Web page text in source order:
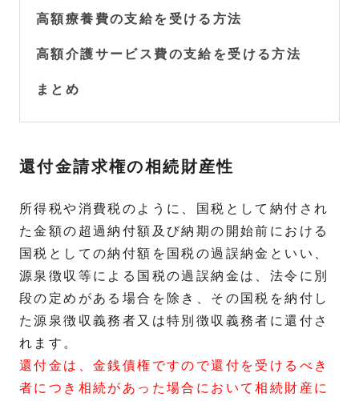
高額療養費の支給を受ける方法
高額介護サービス費の支給を受ける方法
まとめ
還付金請求権の相続財産性
所得税や消費税のように、国税として納付され
た金額の超過納付額及び納期の開始前における
国税としての納付額を国税の過誤納金といい、
源泉徴収等による国税の過誤納金は、法令に別
段の定めがある場合を除き、その国税を納付し
た源泉徴収義務者又は特別徴収義務者に還付さ
れます。
還付金は、金銭債権ですので還付を受けるべき
者につき相続があった場合において相続財産に